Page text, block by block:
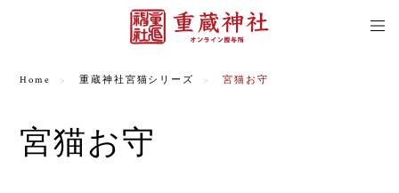
Home 重蔵神社宮猫シリーズ 宮猫お守
宮猫お守